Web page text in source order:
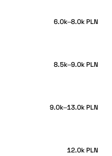
6.0k–8.0k PLN
8.5k–9.0k PLN
9.0k–13.0k PLN
12.0k PLN